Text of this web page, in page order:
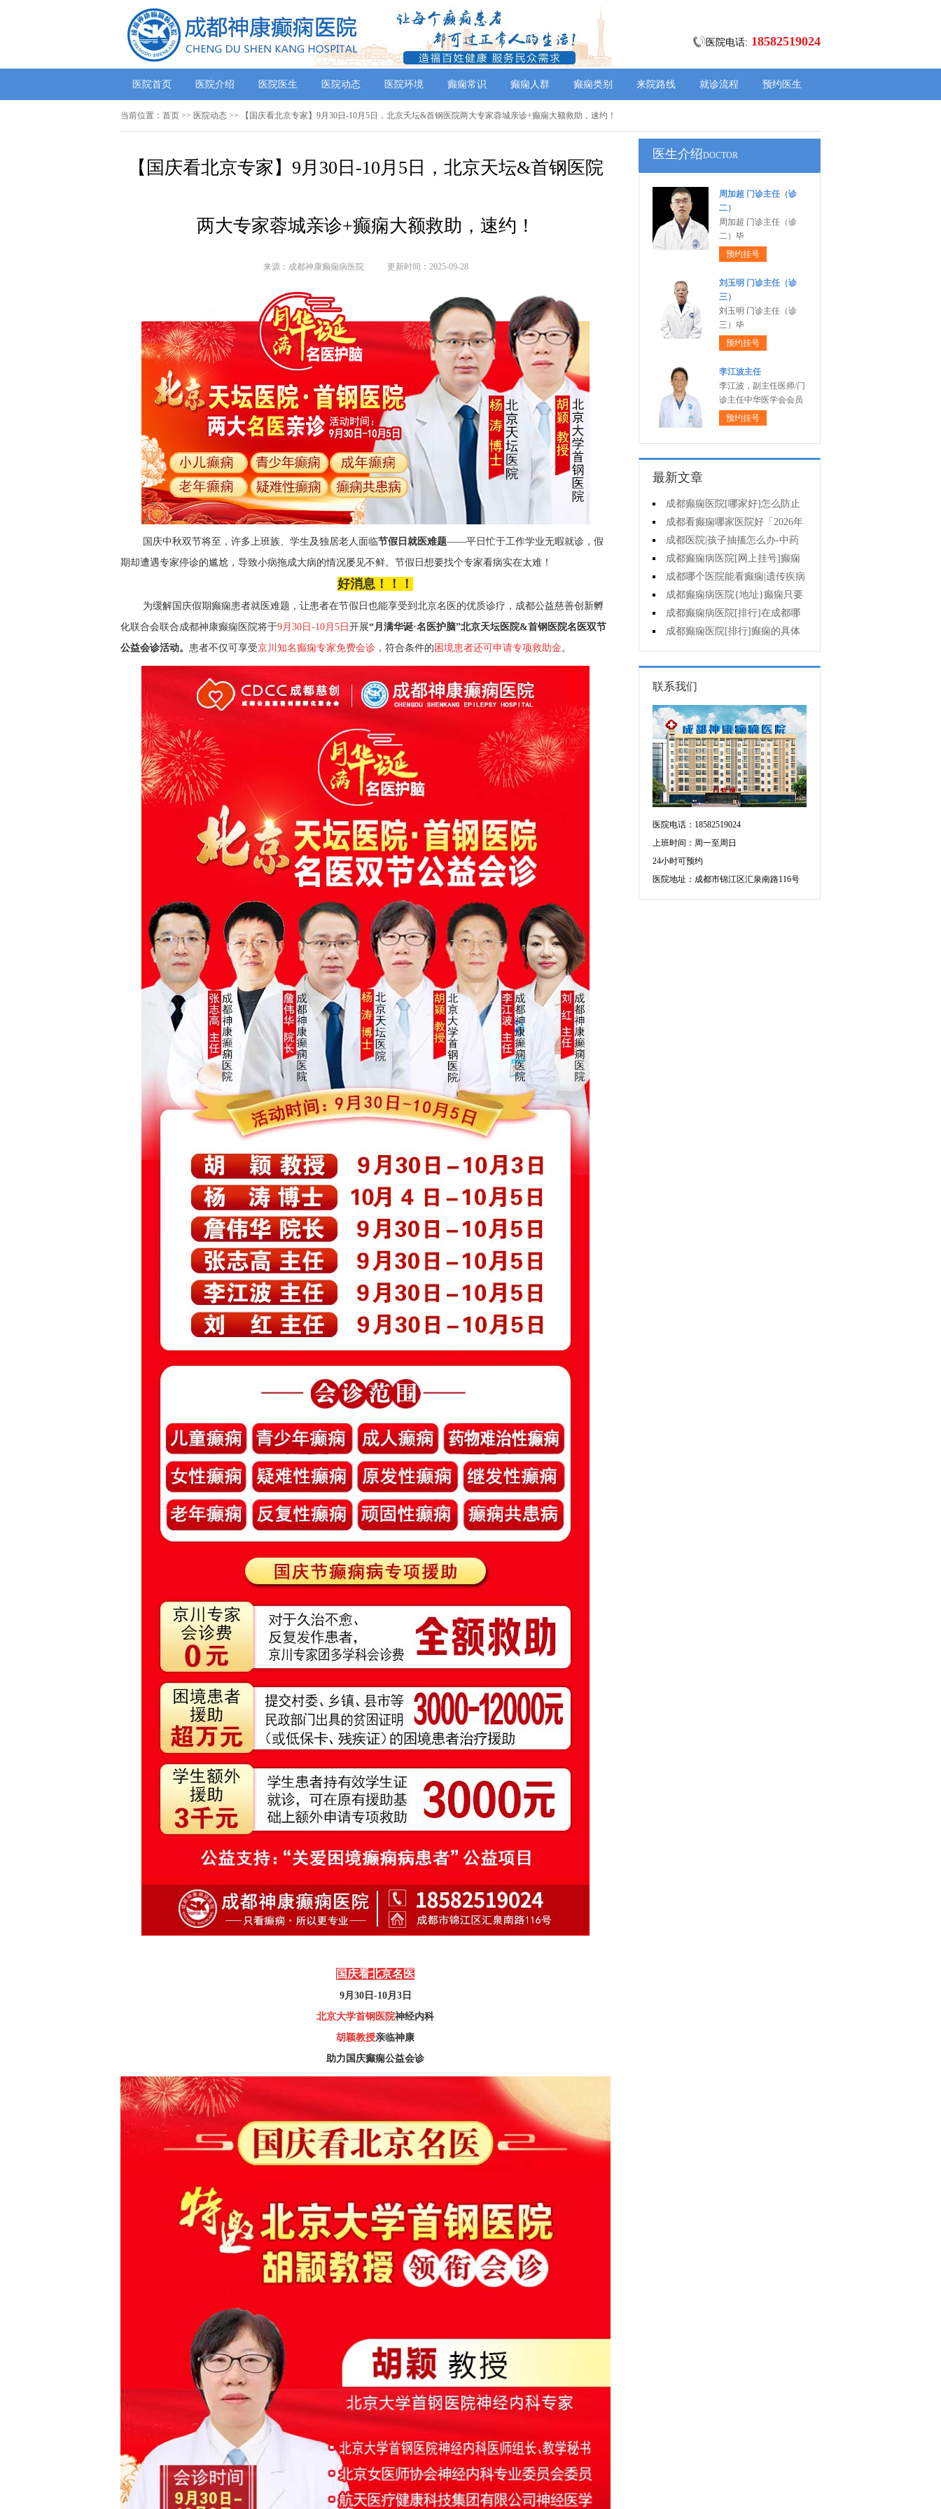
医院电话: 18582519024
医院首页 医院介绍 医院医生 医院动态 医院环境 癫痫常识 癫痫人群 癫痫类别 来院路线 就诊流程 预约医生
当前位置： 首页 >> 医院动态 >> 【国庆看北京专家】9月30日-10月5日，北京天坛&首钢医院两大专家蓉城亲诊+癫痫大额救助，速约！
【国庆看北京专家】9月30日-10月5日，北京天坛&首钢医院
两大专家蓉城亲诊+癫痫大额救助，速约！
来源：成都神康癫痫病医院 更新时间：2025-09-28
国庆中秋双节将至，许多上班族、学生及独居老人面临节假日就医难题——平日忙于工作学业无暇就诊，假
期却遭遇专家停诊的尴尬，导致小病拖成大病的情况屡见不鲜。 节假日想要找个专家看病实在太难！
好消息！！！
为缓解国庆假期癫痫患者就医难题， 让患者在节假日也能享受到北京名医的优质诊疗， 成都公益慈善创新孵
化联合会联合成都神康癫痫医院将于9月30日-10月 5 日 开展“月满华诞·名医护脑”北京天坛医院&首钢医院名医双节
公益会诊活动。 患者不仅可享受京川知名癫痫专家免费会诊 ， 符合条件的 困境患者还可申请专项救助金。
国庆看北京名医
9月30日-10月3日
北京大学首钢医院神经内科
胡颖教授亲临神康
助力国庆癫痫公益会诊
医生介绍DOCTOR
周加超 门诊主任（诊
二）
周加超 门诊主任（诊
二）毕
预约挂号
刘玉明 门诊主任（诊
三）
刘玉明 门诊主任（诊
三）毕
预约挂号
李江波主任
李江波，副主任医师/门
诊主任中华医学会会员
预约挂号
最新文章
成都癫痫医院[哪家好]怎么防止
癫痫发作?
成都看癫痫哪家医院好「2026年
度公布」生活中容易被忽视的癫痫
诱因有哪些?
成都医院|孩子抽搐怎么办-中药
治疗癫痫可以治好吗?
成都癫痫病医院[网上挂号]癫痫
的日常护理要点有哪些?
成都哪个医院能看癫痫|遗传疾病
中有癫痫吗?
成都癫痫病医院{地址}癫痫只要
手术就能治好吗?
成都癫痫病医院[排行]在成都哪
个医院专治儿童癫痫好?
成都癫痫医院[排行]癫痫的具体
症状有哪些?
联系我们
医院电话：18582519024
上班时间：周一至周日
24小时可预约
医院地址：成都市锦江区汇泉南路116号